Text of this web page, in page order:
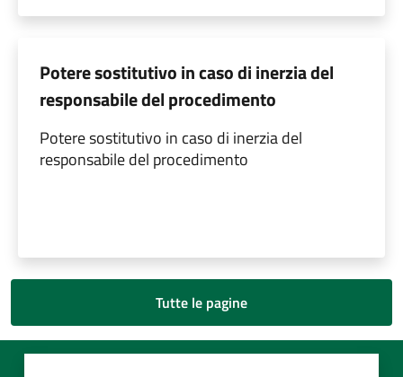
Potere sostitutivo in caso di inerzia del
responsabile del procedimento
Potere sostitutivo in caso di inerzia del
responsabile del procedimento
Tutte le pagine